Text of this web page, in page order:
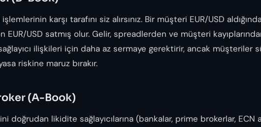
karşı tarafını siz alırsınız. Bir müşteri EUR/USD
EUR/USD satmış olur. Gelir, spreadlerden ve müşteri
ilişkileri için daha az sermaye gerektirir, ancak müşteriler
riskine maruz bırakır.
(A-Book)
doğrudan likidite sağlayıcılarına (bankalar, prime brokerlar, ECN